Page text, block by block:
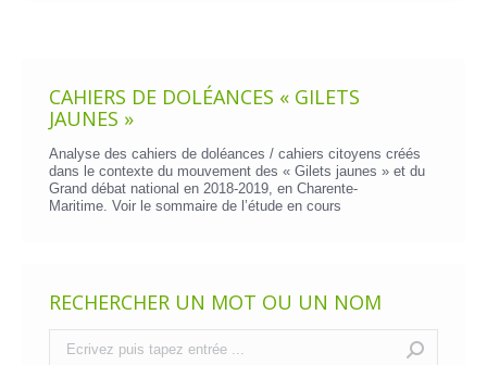
CAHIERS DE DOLÉANCES « GILETS
JAUNES »
Analyse des cahiers de doléances / cahiers citoyens créés
dans le contexte du mouvement des « Gilets jaunes » et du
Grand débat national en 2018-2019, en Charente-
Maritime. Voir le sommaire de l’étude en cours
RECHERCHER UN MOT OU UN NOM